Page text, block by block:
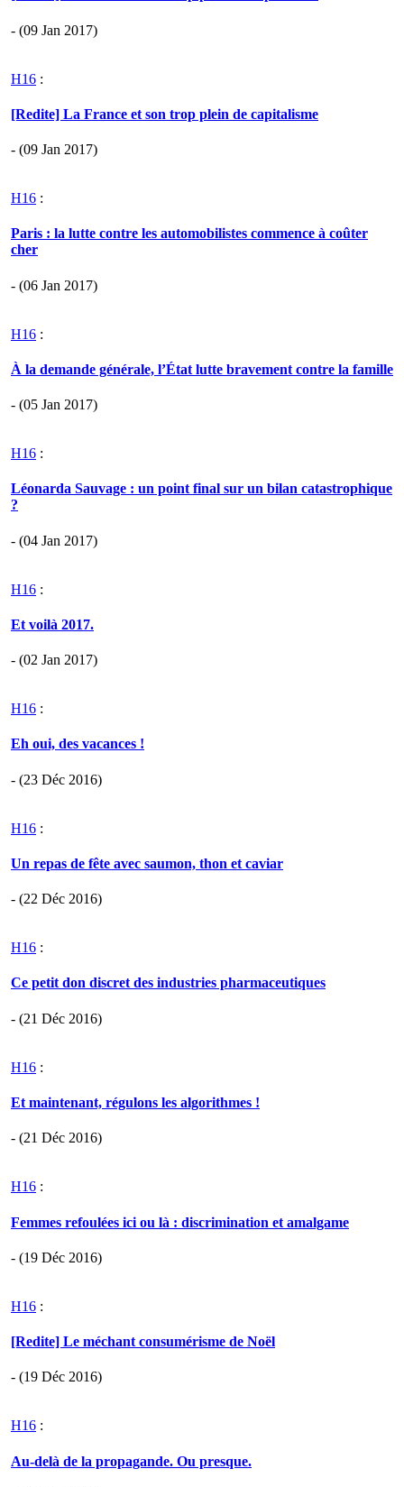
- (09 Jan 2017)
H16 :
[Redite] La France et son trop plein de capitalisme
- (09 Jan 2017)
H16 :
Paris : la lutte contre les automobilistes commence à coûter
cher
- (06 Jan 2017)
H16 :
À la demande générale, l’État lutte bravement contre la famille
- (05 Jan 2017)
H16 :
Léonarda Sauvage : un point final sur un bilan catastrophique
?
- (04 Jan 2017)
H16 :
Et voilà 2017.
- (02 Jan 2017)
H16 :
Eh oui, des vacances !
- (23 Déc 2016)
H16 :
Un repas de fête avec saumon, thon et caviar
- (22 Déc 2016)
H16 :
Ce petit don discret des industries pharmaceutiques
- (21 Déc 2016)
H16 :
Et maintenant, régulons les algorithmes !
- (21 Déc 2016)
H16 :
Femmes refoulées ici ou là : discrimination et amalgame
- (19 Déc 2016)
H16 :
[Redite] Le méchant consumérisme de Noël
- (19 Déc 2016)
H16 :
Au-delà de la propagande. Ou presque.